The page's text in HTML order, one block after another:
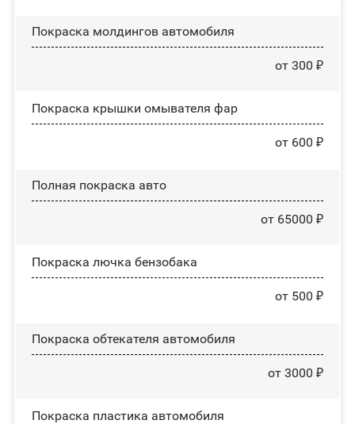
Покраска молдингов автомобиля
от 300 ₽
Покраска крышки омывателя фар
от 600 ₽
Полная покраска авто
от 65000 ₽
Покраска лючка бензобака
от 500 ₽
Покраска обтекателя автомобиля
от 3000 ₽
Покраска пластика автомобиля